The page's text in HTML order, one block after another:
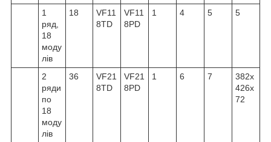
1
ряд,
18
моду
лів
18
VF11
8TD
VF11
8PD
1 4 5 5
2
ряди
по
18
моду
лів
36
VF21
8TD
VF21
8PD
1 6 7
382x
426x
72